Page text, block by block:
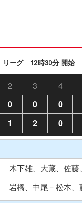
リーグ 12時30分 開始
2 3 4
0 0 0
1 2 0
木下雄、大藏、佐
岩橋、中尾－松本、